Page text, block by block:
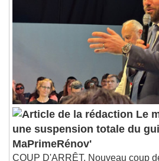
Le
une suspension totale du
MaPrimeRénov'